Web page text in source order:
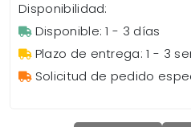
Disponibilidad:
Disponible: 1 - 3 días
Plazo de entrega: 1 - 3
Solicitud de pedido